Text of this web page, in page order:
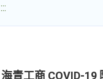
:::
海青工商 COVID-19